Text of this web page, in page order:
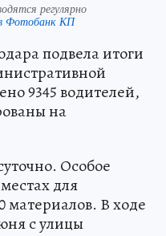
регулярно
Фотобанк КП
подвела итоги
9345 водителей,
на
Особое
для
материалов. В ходе
с улицы